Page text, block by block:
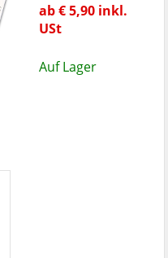
ab € 5,90 inkl.
USt
Auf Lager